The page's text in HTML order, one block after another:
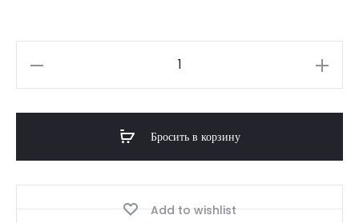
Бросить в корзину
Add to wishlist